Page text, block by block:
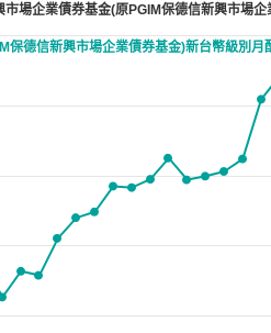
保德信新興市場企業債券基金)新台幣級別月
市場企業債券基金(原PGIM保德信新興市場